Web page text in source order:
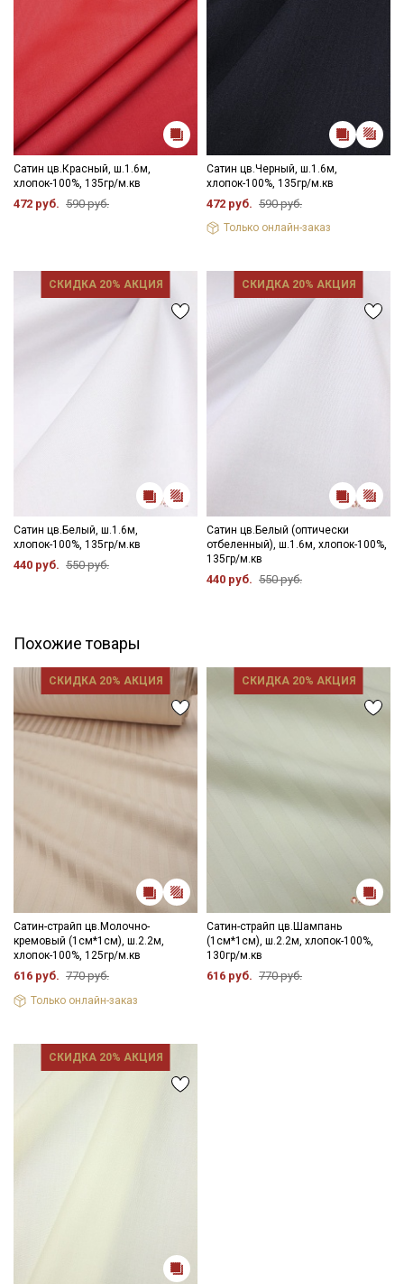
Сатин цв.Красный, ш.1.6м,
хлопок-100%, 135гр/м.кв
472 руб. 590 руб.
Сатин цв.Черный, ш.1.6м,
хлопок-100%, 135гр/м.кв
472 руб. 590 руб.
Только онлайн-заказ
СКИДКА 20% АКЦИЯ
Сатин цв.Белый, ш.1.6м,
хлопок-100%, 135гр/м.кв
440 руб. 550 руб.
СКИДКА 20% АКЦИЯ
Сатин цв.Белый (оптически
отбеленный), ш.1.6м, хлопок-100%,
135гр/м.кв
440 руб. 550 руб.
Похожие товары
СКИДКА 20% АКЦИЯ
Сатин-страйп цв.Молочно-
кремовый (1см*1см), ш.2.2м,
хлопок-100%, 125гр/м.кв
616 руб. 770 руб.
Только онлайн-заказ
СКИДКА 20% АКЦИЯ
Сатин-страйп цв.Шампань
(1см*1см), ш.2.2м, хлопок-100%,
130гр/м.кв
616 руб. 770 руб.
СКИДКА 20% АКЦИЯ